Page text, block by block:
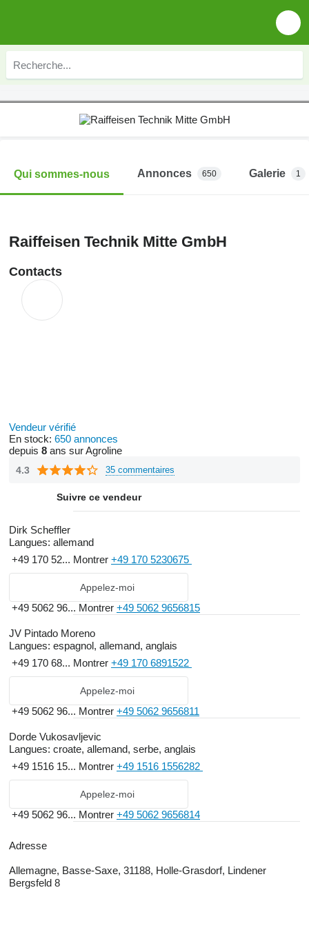
Qui sommes-nous Annonces 650 Galerie 1
Raiffeisen Technik Mitte GmbH
Contacts
Vendeur vérifié
En stock: 650 annonces
depuis 8 ans sur Agroline
4.3 35 commentaires
Suivre ce vendeur
Dirk Scheffler
Langues: allemand
+49 170 52... Montrer +49 170 5230675
Appelez-moi
+49 5062 96... Montrer +49 5062 9656815
JV Pintado Moreno
Langues: espagnol, allemand, anglais
+49 170 68... Montrer +49 170 6891522
Appelez-moi
+49 5062 96... Montrer +49 5062 9656811
Dorde Vukosavljevic
Langues: croate, allemand, serbe, anglais
+49 1516 15... Montrer +49 1516 1556282
Appelez-moi
+49 5062 96... Montrer +49 5062 9656814
Adresse
Allemagne, Basse-Saxe, 31188, Holle-Grasdorf, Lindener
Bergsfeld 8